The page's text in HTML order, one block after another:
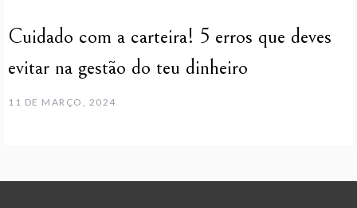
Cuidado com a carteira! 5 erros que deves
evitar na gestão do teu dinheiro
11 DE MARÇO, 2024